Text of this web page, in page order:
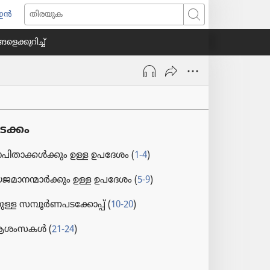
തിരയുക
ഉള്ള ഉപദേശം (1-4)
ഉള്ള ഉപദേശം (5-9)
സമ്പൂർണ​പ​ട​ക്കോപ്പ്‌ (10-20)
(21-24)